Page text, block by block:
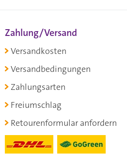
Zahlung/Versand
Versandkosten
Versandbedingungen
Zahlungsarten
Freiumschlag
Retourenformular anfordern